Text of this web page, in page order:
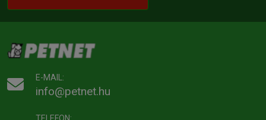
E-MAIL:
info@petnet.hu